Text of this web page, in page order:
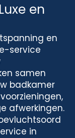
en
en
service
samen
badkamer
afwerkingen.
in